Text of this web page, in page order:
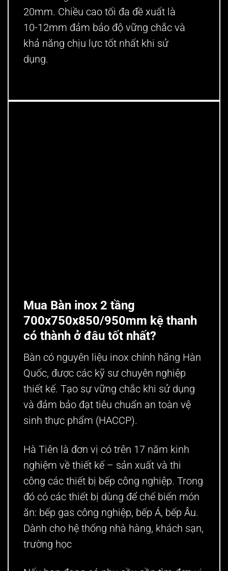
20mm. Chiều cao tối đa đề xuất là
10-12mm đảm bảo độ vững chắc và
khả năng chịu lực tốt nhất khi sử
dụng.
Mua Bàn inox 2 tầng
700x750x850/950mm kệ thanh
có thành ở đâu tốt nhất?
Bàn có nguyên liệu inox chính hãng Hàn
Quốc, được các kỹ sư chuyên nghiệp
thiết kế. Tạo sự vững chắc khi sử dụng
và đảm bảo đạt tiêu chuẩn an toàn vệ
sinh thực phẩm (HACCP).
Hà Tiên là đơn vị có trên 17 năm kinh
nghiệm về thiết kế – sản xuất và thi
công các thiết bị bếp công nghiệp. Trong
đó có các thiết bị dùng để chế biến món
ăn: bếp gas công nghiệp, bếp Á, bếp Âu.
Dành cho hệ thống nhà hàng, khách sạn,
trường học